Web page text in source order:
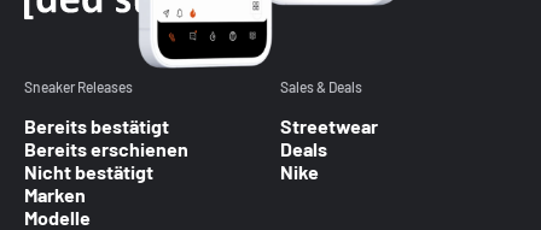
Sneaker Releases
Bereits bestätigt
Bereits erschienen
Nicht bestätigt
Marken
Modelle
Sales & Deals
Streetwear
Deals
Nike